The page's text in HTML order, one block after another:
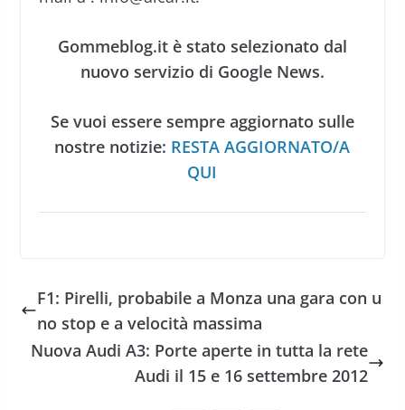
Gommeblog.it è stato selezionato dal
nuovo servizio di Google News.
Se vuoi essere sempre aggiornato sulle
nostre notizie: RESTA AGGIORNATO/A
QUI
F1: Pirelli, probabile a Monza una gara con u
no stop e a velocità massima
Nuova Audi A3: Porte aperte in tutta la rete
Audi il 15 e 16 settembre 2012